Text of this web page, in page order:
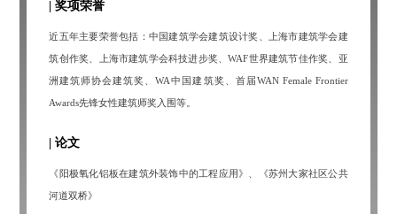
| 奖项荣誉
近五年主要荣誉包括：中国建筑学会建筑设计奖、上海市建筑学会建
筑创作奖、上海市建筑学会科技进步奖、WAF世界建筑节佳作奖、亚
洲建筑师协会建筑奖、WA中国建筑奖、首届WAN Female Frontier
Awards先锋女性建筑师奖入围等。
| 论文
《阳极氧化铝板在建筑外装饰中的工程应用》、《苏州大家社区公共
河道双桥》